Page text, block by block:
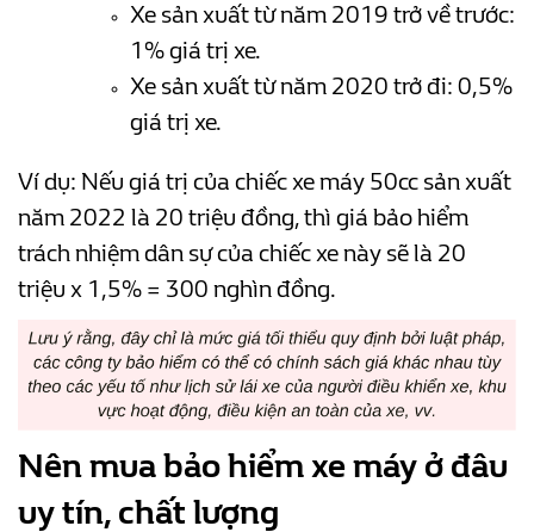
Xe sản xuất từ năm 2019 trở về trước:
1% giá trị xe.
Xe sản xuất từ năm 2020 trở đi: 0,5%
giá trị xe.
Ví dụ: Nếu giá trị của chiếc xe máy 50cc sản xuất
năm 2022 là 20 triệu đồng, thì giá bảo hiểm
trách nhiệm dân sự của chiếc xe này sẽ là 20
triệu x 1,5% = 300 nghìn đồng.
Nên mua bảo hiểm xe máy ở đâu
uy tín, chất lượng